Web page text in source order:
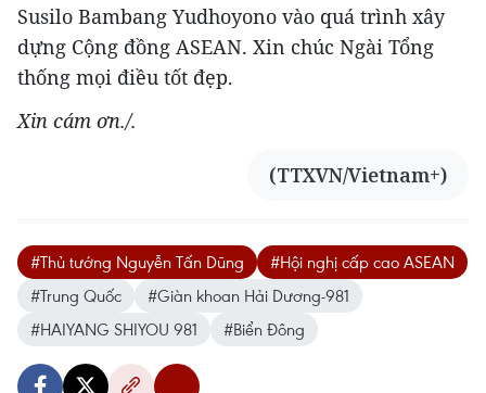
Susilo Bambang Yudhoyono vào quá trình xây
dựng Cộng đồng ASEAN. Xin chúc Ngài Tổng
thống mọi điều tốt đẹp.
Xin cám ơn./.
(TTXVN/Vietnam+)
#Thủ tướng Nguyễn Tấn Dũng
#Hội nghị cấp cao ASEAN
#Trung Quốc
#Giàn khoan Hải Dương-981
#HAIYANG SHIYOU 981
#Biển Đông